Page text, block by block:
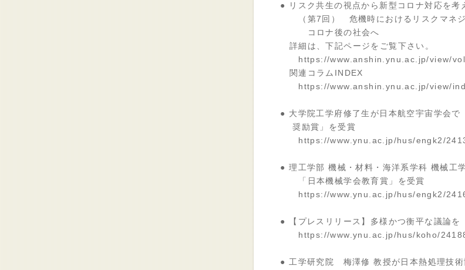
● リスク共生の視点から新型コロナ対応を考
（第7回） 危機時におけるリスクマネ
コロナ後の社会へ
詳細は、下記ページをご覧下さい。
https://www.anshin.ynu.ac.jp/view/
関連コラムINDEX
https://www.anshin.ynu.ac.jp/view/
● 大学院工学府修了生が日本航空宇宙学会で
奨励賞」を受賞
https://www.ynu.ac.jp/hus/engk2/
● 理工学部 機械・材料・海洋系学科 機械工
「日本機械学会教育賞」を受賞
https://www.ynu.ac.jp/hus/engk2/
● 【プレスリリース】多様かつ衡平な議論を
https://www.ynu.ac.jp/hus/koho/
● 工学研究院 梅澤修 教授が日本熱処理技術